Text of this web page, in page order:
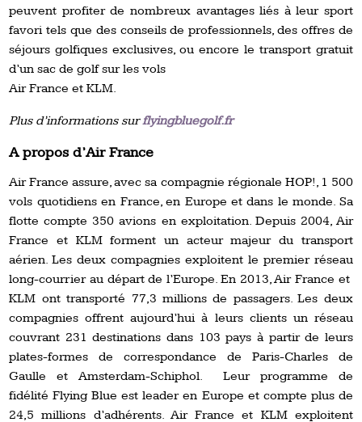
peuvent profiter de nombreux avantages liés à leur sport
favori tels que des conseils de professionnels, des offres de
séjours golfiques exclusives, ou encore le transport gratuit
d’un sac de golf sur les vols
Air France et KLM.
Plus d’informations surflyingbluegolf.fr
A propos d’Air France
Air France assure, avec sa compagnie régionale HOP!, 1 500
vols quotidiens en France, en Europe et dans le monde. Sa
flotte compte 350 avions en exploitation. Depuis 2004, Air
France et KLM forment un acteur majeur du transport
aérien. Les deux compagnies exploitent le premier réseau
long-courrier au départ de l’Europe. En 2013, Air France et
KLM ont transporté 77,3 millions de passagers. Les deux
compagnies offrent aujourd’hui à leurs clients un réseau
couvrant 231 destinations dans 103 pays à partir de leurs
plates-formes de correspondance de Paris-Charles de
Gaulle et Amsterdam-Schiphol. Leur programme de
fidélité Flying Blue est leader en Europe et compte plus de
24,5 millions d’adhérents. Air France et KLM exploitent